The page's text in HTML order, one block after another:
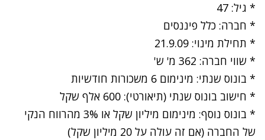
* גיל: 47
* חברה: כלל פיננסים
* תחילת מינוי: 21.9.09
* שווי חברה: 362 מ' ש'
* בונוס שנתי: מינימום 6 משכורות חודשיות
* חישוב בונוס שנתי (תיאורטי): 600 אלף שקל
* בונוס נוסף: מינימום מיליון שקל או 3% מהרווח הנקי
של החברה (אם זה עולה על 20 מיליון שקל)